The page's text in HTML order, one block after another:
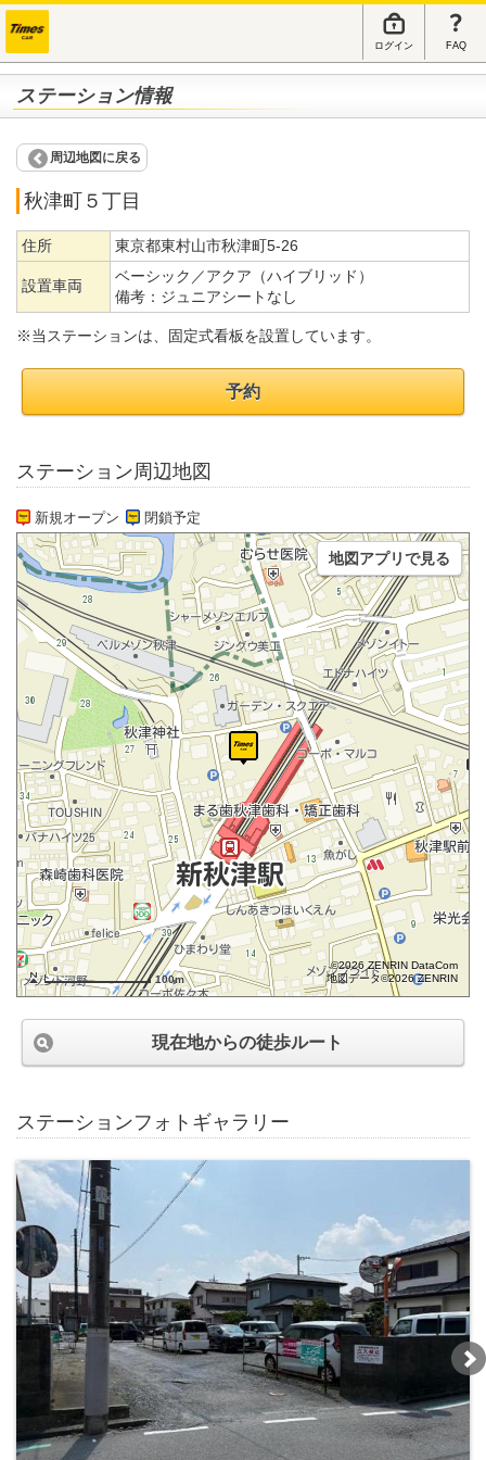
ログイン FAQ
ステーション情報
周辺地図に戻る
秋津町５丁目
住所 東京都東村山市秋津町5-26
設置車両
ベーシック／アクア（ハイブリッド）
備考： ジュニアシートなし
※当ステーションは、固定式看板を設置しています。
予約
ステーション周辺地図
新規オープン 閉鎖予定
100m
©2026 ZENRIN DataCom
地図データ©2026 ZENRIN
地図アプリで見る
現在地からの徒歩ルート
ステーションフォトギャラリー